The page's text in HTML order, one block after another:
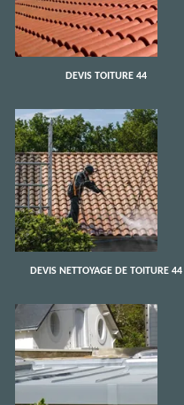
DEVIS TOITURE 44
DEVIS NETTOYAGE DE TOITURE 44